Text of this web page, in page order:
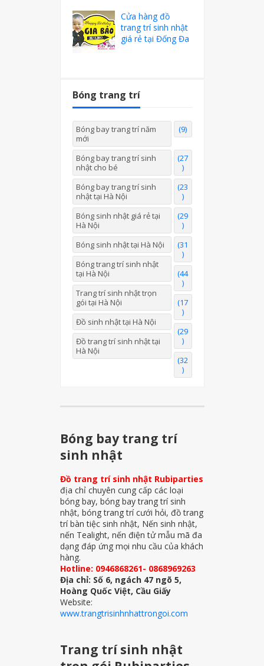
Cửa hàng đồ
trang trí sinh nhật
giá rẻ tại Đống Đa
Bóng trang trí
Bóng bay trang trí năm
mới
(9)
Bóng bay trang trí sinh
nhật cho bé
(27
)
Bóng bay trang trí sinh
nhật tại Hà Nội
(23
)
Bóng sinh nhật giá rẻ tại
Hà Nội
(29
)
Bóng sinh nhật tại Hà Nội
(31
)
Bóng trang trí sinh nhật
tại Hà Nội
(44
)
Trang trí sinh nhật trọn
gói tại Hà Nội
(17
)
Đồ sinh nhật tại Hà Nội
(29
)
Đồ trang trí sinh nhật tại
Hà Nội
(32
)
Bóng bay trang trí
sinh nhật
Đồ trang trí sinh nhật Rubiparties
địa chỉ chuyên cung cấp các loại
bóng bay, bóng bay trang trí sinh
nhật, bóng trang trí cưới hỏi, đồ trang
trí bàn tiệc sinh nhật, Nến sinh nhật,
nến Tealight, nến điện tử mẫu mã đa
dạng đáp ứng mọi nhu cầu của khách
hàng.
Hotline: 0946868261- 0868969263
Địa chỉ: Số 6, ngách 47 ngõ 5,
Hoàng Quốc Việt, Cầu Giấy
Website:
www.trangtrisinhnhattrongoi.com
Trang trí sinh nhật